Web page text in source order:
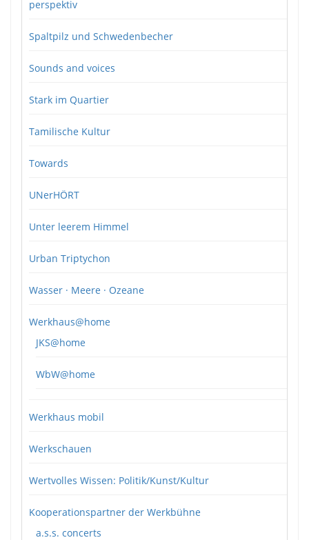
perspektiv
Spaltpilz und Schwedenbecher
Sounds and voices
Stark im Quartier
Tamilische Kultur
Towards
UNerHÖRT
Unter leerem Himmel
Urban Triptychon
Wasser · Meere · Ozeane
Werkhaus@home
JKS@home
WbW@home
Werkhaus mobil
Werkschauen
Wertvolles Wissen: Politik/Kunst/Kultur
Kooperationspartner der Werkbühne
a.s.s. concerts